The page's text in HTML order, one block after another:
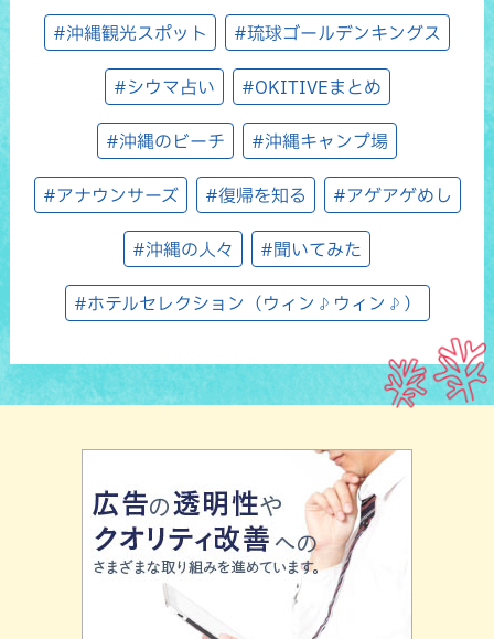
#沖縄観光スポット #琉球ゴールデンキングス
#シウマ占い #OKITIVEまとめ
#沖縄のビーチ #沖縄キャンプ場
#アナウンサーズ #復帰を知る #アゲアゲめし
#沖縄の人々 #聞いてみた
#ホテルセレクション（ウィン♪ウィン♪）